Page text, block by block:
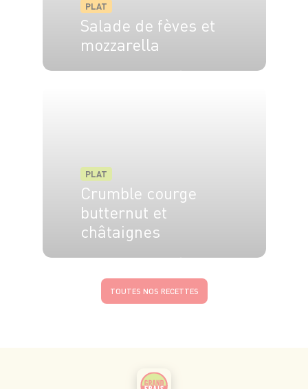
PLAT
Salade de fèves et
mozzarella
PLAT
Crumble courge
butternut et
châtaignes
TOUTES NOS RECETTES